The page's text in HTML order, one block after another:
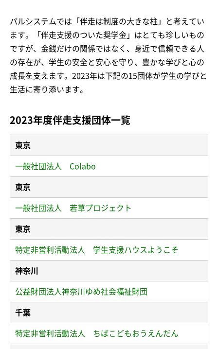
パルシステムでは「伴走は制度の大きな柱」と考えてい
ます。「伴走支援のついた奨学金」はとても珍しいもの
ですが、金銭だけの関係ではなく、身近で信頼できる人
の存在が、学生の安全と安心を守り、豊かな学びと心の
成長を支えます。2023年は下記の15団体が学生の学びと
生活に寄り添います。
2023年度伴走支援団体一覧
東京
一般社団法人 Colabo
東京
一般社団法人 若草プロジェクト
東京
特定非営利活動法人 学生支援ハウスようこそ
神奈川
公益財団法人神奈川ゆめ社会福祉財団
千葉
特定非営利活動法人 ちばこどもおうえんだん